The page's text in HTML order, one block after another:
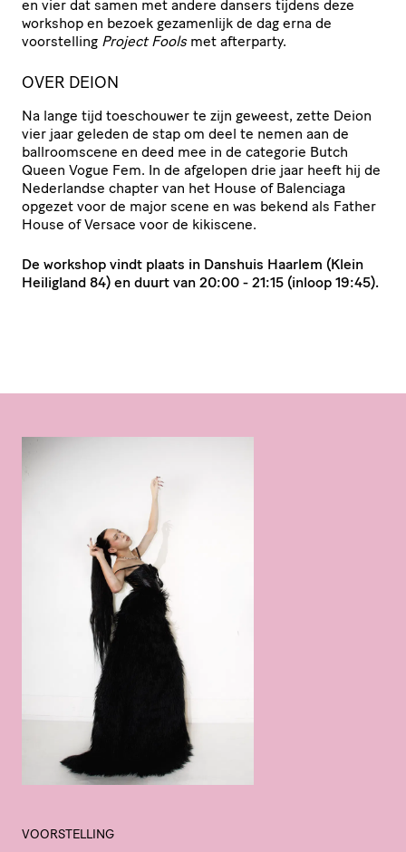
en vier dat samen met andere dansers tijdens deze
workshop en bezoek gezamenlijk de dag erna de
voorstelling Project Foolsmet afterparty.
OVER DEION
Na lange tijd toeschouwer te zijn geweest, zette Deion
vier jaar geleden de stap om deel te nemen aan de
ballroomscene en deed mee in de categorie Butch
Queen Vogue Fem. In de afgelopen drie jaar heeft hij de
Nederlandse chapter van het House of Balenciaga
opgezet voor de major scene en was bekend als Father
House of Versace voor de kikiscene.
De workshop vindt plaats in Danshuis Haarlem (Klein
Heiligland 84) en duurt van 20:00 - 21:15 (inloop 19:45).
VOORSTELLING